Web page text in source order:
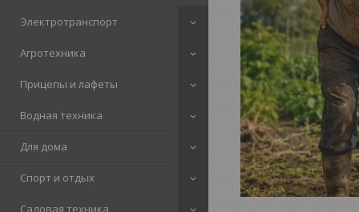
Электротранспорт
Агротехника
Прицепы и лафеты
Водная техника
Для дома
Спорт и отдых
Садовая техника